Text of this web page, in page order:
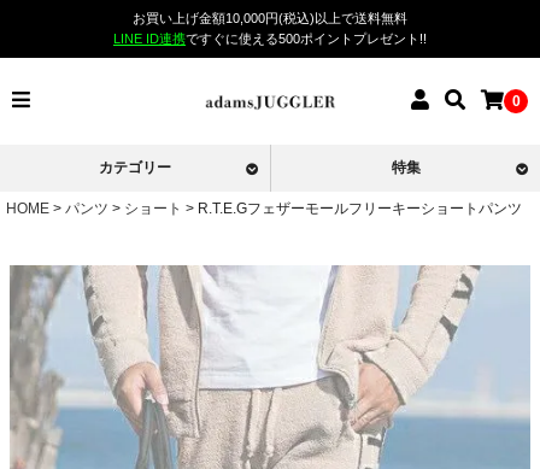
お買い上げ金額10,000円(税込)以上で送料無料
LINE ID連携ですぐに使える500ポイントプレゼント!!
0
カテゴリー 特集
HOME パンツ ショート R.T.E.Gフェザーモールフリーキーショートパンツ